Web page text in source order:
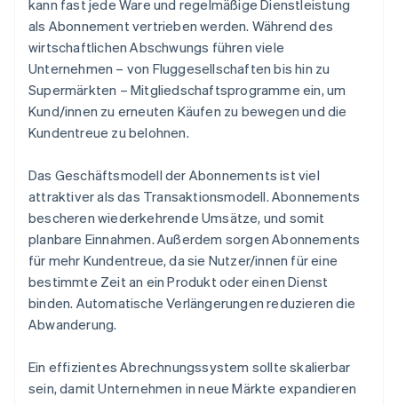
kann fast jede Ware und regelmäßige Dienstleistung
als Abonnement vertrieben werden. Während des
wirtschaftlichen Abschwungs führen viele
Unternehmen – von Fluggesellschaften bis hin zu
Supermärkten – Mitgliedschaftsprogramme ein, um
Kund/innen zu erneuten Käufen zu bewegen und die
Kundentreue zu belohnen.
Das Geschäftsmodell der Abonnements ist viel
attraktiver als das Transaktionsmodell. Abonnements
bescheren wiederkehrende Umsätze, und somit
planbare Einnahmen. Außerdem sorgen Abonnements
für mehr Kundentreue, da sie Nutzer/innen für eine
bestimmte Zeit an ein Produkt oder einen Dienst
binden. Automatische Verlängerungen reduzieren die
Abwanderung.
Ein effizientes Abrechnungssystem sollte skalierbar
sein, damit Unternehmen in neue Märkte expandieren